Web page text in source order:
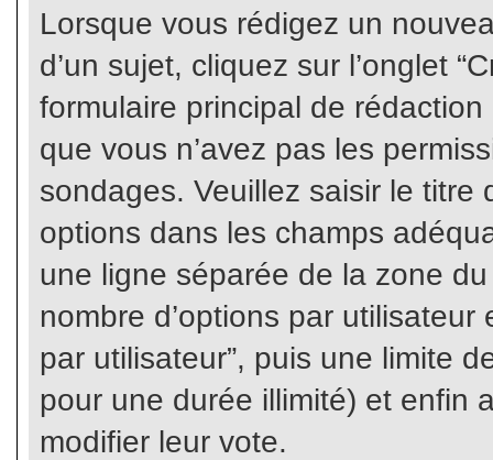
Lorsque vous rédigez un
d’un sujet, cliquez sur l’onglet
formulaire principal de
que vous n’avez pas les
sondages. Veuillez saisir le
options dans les champs
une ligne séparée de la zone
nombre d’options par
par utilisateur”, puis une limite
pour une durée illimité) et enfin
modifier leur vote.